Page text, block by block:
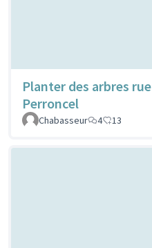
Planter des arbres rue
Perroncel
Chabasseur
4 13